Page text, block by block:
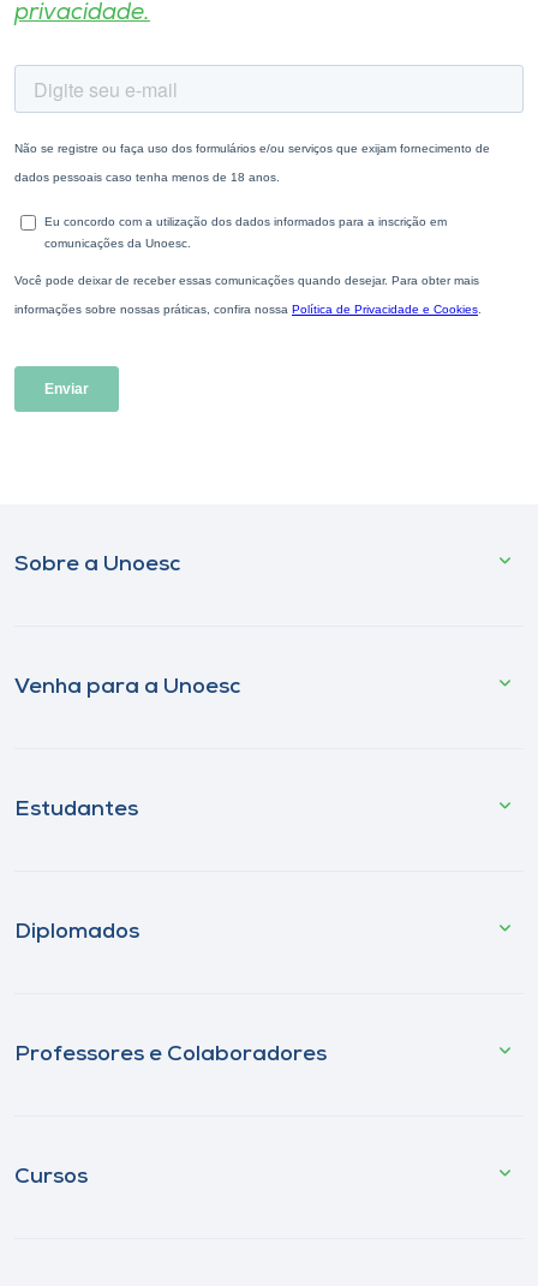
privacidade.
Sobre a Unoesc
Venha para a Unoesc
Estudantes
Diplomados
Professores e Colaboradores
Cursos